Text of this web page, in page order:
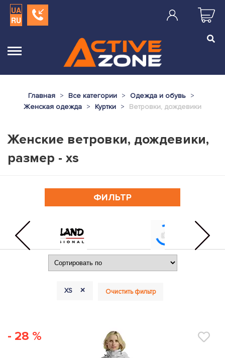
UA
RU
Главная Все категории
Одежда и обувь
Женская одежда
Куртки Ветровки, дождевики
Женские ветровки, дождевики,
размер - xs
ФИЛЬТР
XS + Очистить фильтр
- 28 %